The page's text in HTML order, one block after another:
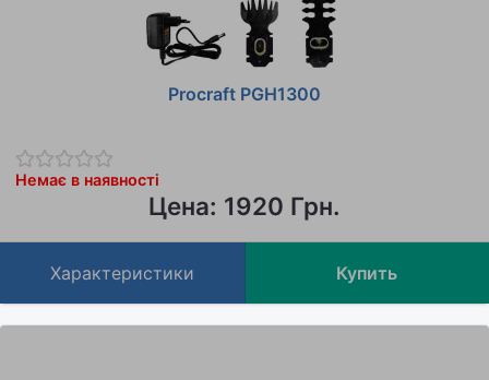
Procraft PGH1300
Цена: 1920 Грн.
Немає в наявності
Характеристики Купить